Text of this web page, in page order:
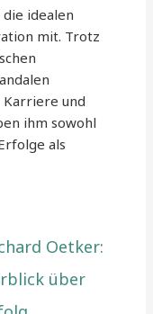
idealen
mit. Trotz
und
ihm sowohl
als
Oetker:
über